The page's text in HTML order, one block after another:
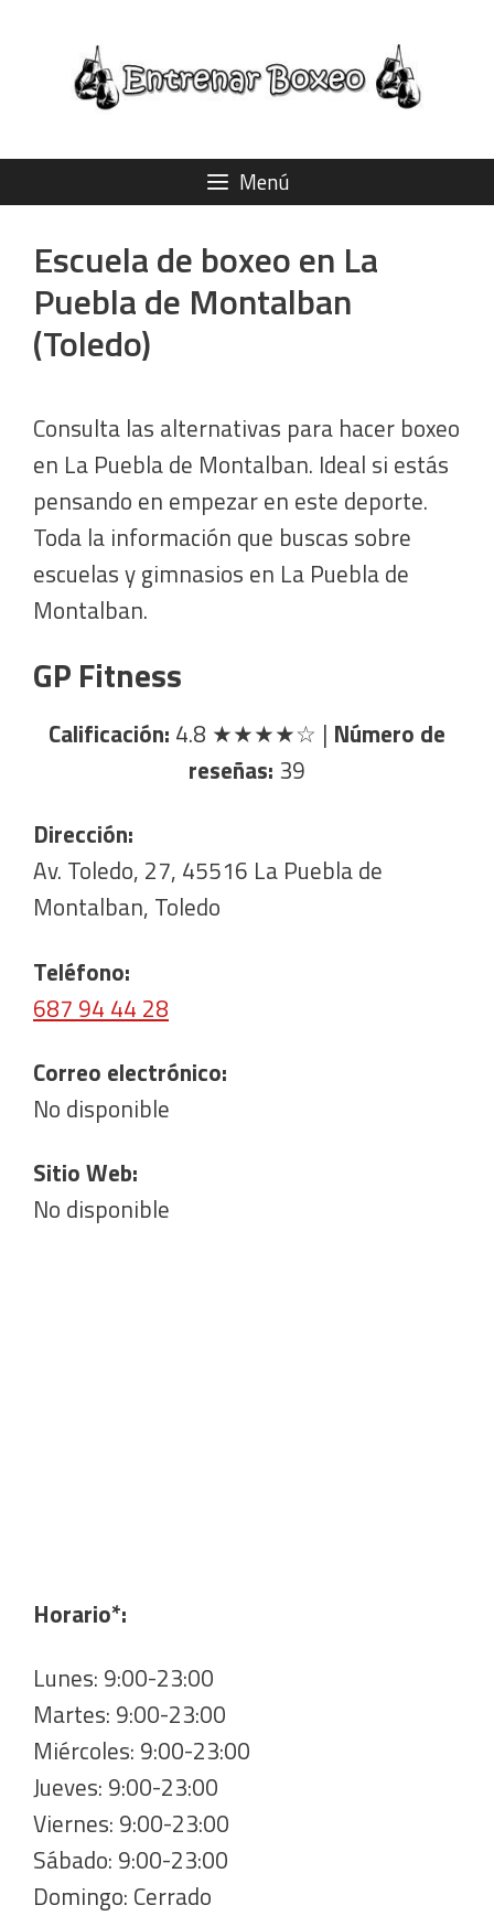
contenido
Menú
Escuela de boxeo en La
Puebla de Montalban
(Toledo)
Consulta las alternativas para hacer boxeo
en La Puebla de Montalban. Ideal si estás
pensando en empezar en este deporte.
Toda la información que buscas sobre
escuelas y gimnasios en La Puebla de
Montalban.
GP Fitness
Calificación: 4.8 ★★★★☆ | Número de
reseñas: 39
Dirección:
Av. Toledo, 27, 45516 La Puebla de
Montalban, Toledo
Teléfono:
687 94 44 28
Correo electrónico:
No disponible
Sitio Web:
No disponible
Horario*:
Lunes: 9:00-23:00
Martes: 9:00-23:00
Miércoles: 9:00-23:00
Jueves: 9:00-23:00
Viernes: 9:00-23:00
Sábado: 9:00-23:00
Domingo: Cerrado